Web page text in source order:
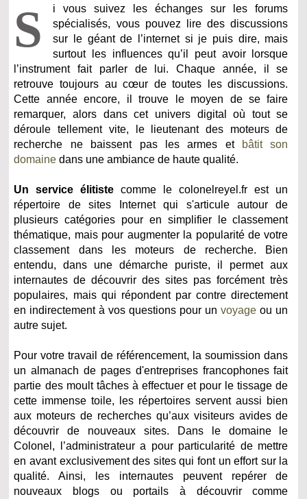
S
i vous suivez les échanges sur les forums
spécialisés, vous pouvez lire des discussions
sur le géant de l’internet si je puis dire, mais
surtout les influences qu’il peut avoir lorsque
l’instrument fait parler de lui. Chaque année, il se
retrouve toujours au cœur de toutes les discussions.
Cette année encore, il trouve le moyen de se faire
remarquer, alors dans cet univers digital où tout se
déroule tellement vite, le lieutenant des moteurs de
recherche ne baissent pas les armes et
bâtit son
domaine dans une ambiance de haute qualité.
Un service élitiste comme le colonelreyel.fr est un
répertoire de sites Internet qui s'articule autour de
plusieurs catégories pour en simplifier le classement
thématique, mais pour augmenter la popularité de votre
classement dans les moteurs de recherche. Bien
entendu, dans une démarche puriste, il permet aux
internautes de découvrir des sites pas forcément très
populaires, mais qui répondent par contre directement
en indirectement à vos questions pour unvoyage ou un
autre sujet.
Pour votre travail de référencement, la soumission dans
un almanach de pages d'entreprises francophones fait
partie des moult tâches à effectuer et pour le tissage de
cette immense toile, les répertoires servent aussi bien
aux moteurs de recherches qu’aux visiteurs avides de
découvrir de nouveaux sites. Dans le domaine le
Colonel, l’administrateur a pour particularité de mettre
en avant exclusivement des sites qui font un effort sur la
qualité. Ainsi, les internautes peuvent repérer de
nouveaux blogs ou portails à découvrir comme